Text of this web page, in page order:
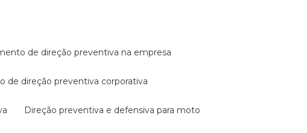
de direção preventiva na empresa
de direção preventiva corporativa
direção preventiva e defensiva para moto